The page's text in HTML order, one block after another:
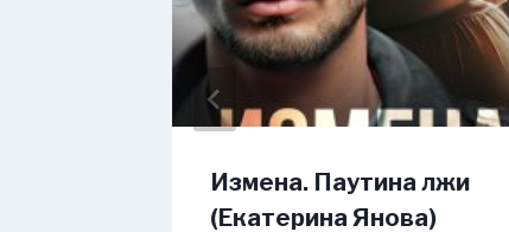
Измена. Паутина лжи
(Екатерина Янова)